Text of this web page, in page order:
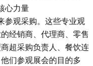
心力量
参观采购。这些专业观
经销商、代理商、零售
超采购负责人、餐饮连
们参观展会的目的多